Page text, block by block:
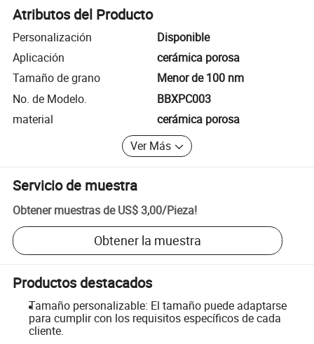
Atributos del Producto
Personalización
Disponible
Aplicación
cerámica porosa
Tamaño de grano
Menor de 100 nm
No. de Modelo.
BBXPC003
material
cerámica porosa
Ver Más
Servicio de muestra
Obtener muestras de US$ 3,00/Pieza!
Obtener la muestra
Productos destacados
Tamaño personalizable: El tamaño puede adaptarse
para cumplir con los requisitos específicos de cada
cliente.